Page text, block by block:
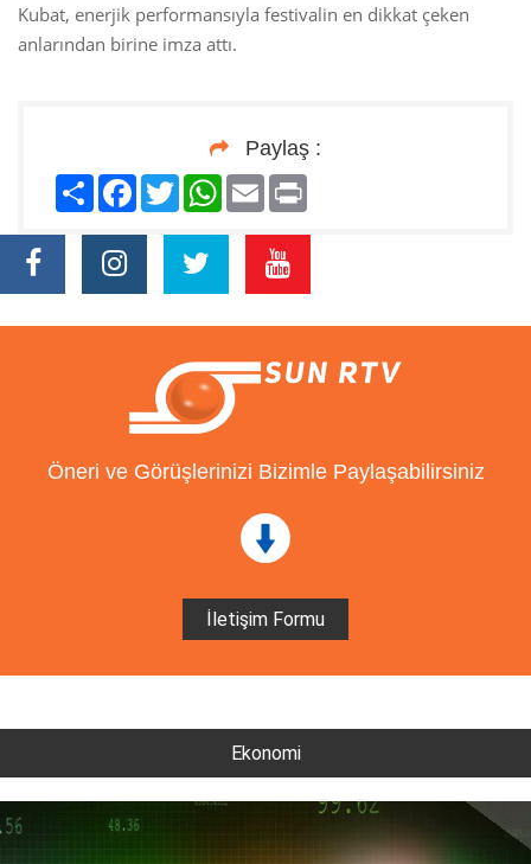
Kubat, enerjik performansıyla festivalin en dikkat çeken
anlarından birine imza attı.
Paylaş :
PaylaşFacebook
TwitterWhatsApp
Email
Öneri ve Görüşlerinizi Bizimle Paylaşabilirsiniz
İletişim Formu
Ekonomi